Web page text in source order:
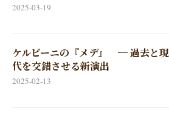
2025-03-19
ケルビーニの『メデ』 ─ 過去と現
代を交錯させる新演出
2025-02-13